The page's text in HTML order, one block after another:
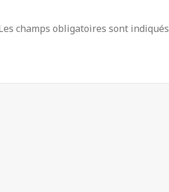
champs obligatoires sont indiqués